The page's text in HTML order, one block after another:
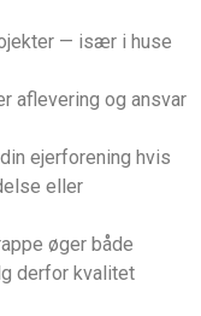
— især i huse
aflevering og ansvar
ejerforening hvis
eller
øger både
derfor kvalitet